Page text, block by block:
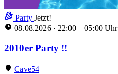
Party Jetzt!
08.08.2026 · 22:00 – 05:00 Uhr
2010er Party !!
Cave54